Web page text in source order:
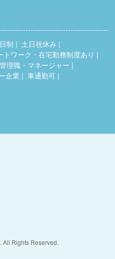
制
土日祝休み
トワーク・在宅勤務制度あり
管理職・マネージャー
企業
車通勤可
Rights Reserved.